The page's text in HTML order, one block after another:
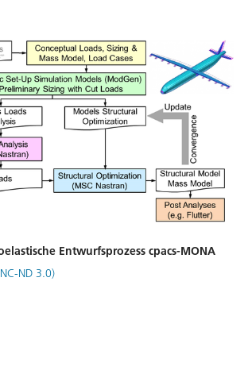
Entwurfsprozess cpacs-MONA
ND 3.0)